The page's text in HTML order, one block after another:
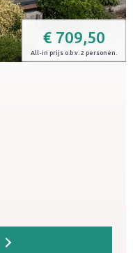
€ 709,50
All-in prijs o.b.v. 2 personen.